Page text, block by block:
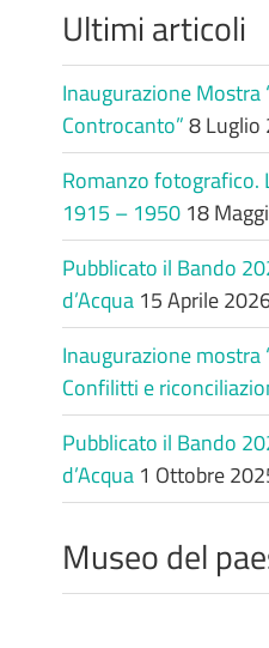
Ultimi articoli
Inaugurazione Mostra
Controcanto”8 Luglio
Romanzo fotografico.
1915 – 1950 18
Pubblicato il Bando
d’Acqua 15 Aprile
Inaugurazione mostra
Confilitti e
Pubblicato il Bando
d’Acqua 1 Ottobre
Museo del